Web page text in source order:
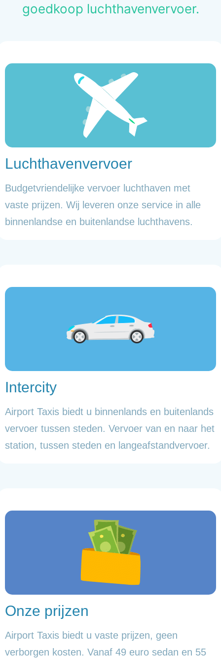
goedkoop luchthavenvervoer.
Luchthavenvervoer
Budgetvriendelijke vervoer luchthaven met
vaste prijzen. Wij leveren onze service in alle
binnenlandse en buitenlandse luchthavens.
Intercity
Airport Taxis biedt u binnenlands en buitenlands
vervoer tussen steden. Vervoer van en naar het
station, tussen steden en langeafstandvervoer.
Onze prijzen
Airport Taxis biedt u vaste prijzen, geen
verborgen kosten. Vanaf 49 euro sedan en 55